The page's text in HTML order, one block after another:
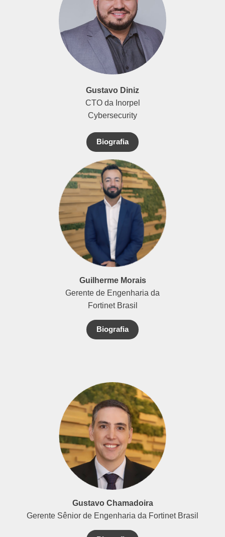
Gustavo Diniz
CTO da Inorpel
Cybersecurity
Biografia
Guilherme Morais
Gerente de Engenharia da
Fortinet Brasil
Biografia
Gustavo Chamadoira
Gerente Sênior de Engenharia da Fortinet Brasil